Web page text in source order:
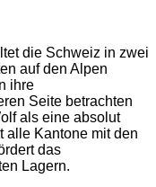
die Schweiz in zwei
auf den Alpen
ihre
Seite betrachten
als eine absolut
alle Kantone mit den
das
Lagern.